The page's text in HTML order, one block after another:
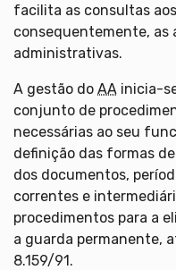
facilita as consultas
consequentemente, as
administrativas.
A gestão do AA inicia-
conjunto de
necessárias ao seu
definição das formas
dos documentos,
correntes e
procedimentos para a
a guarda permanente,
8.159/91.